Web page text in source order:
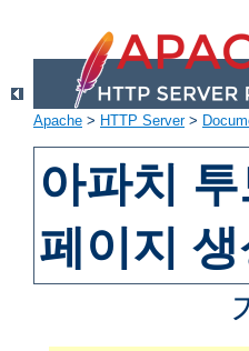
Apache > HTTP Server>
아파치
페이지 생